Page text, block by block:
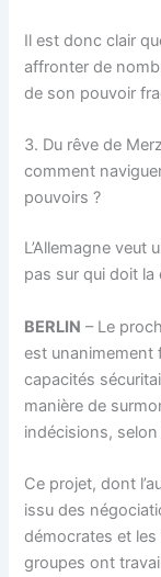
Il est donc clair
affronter de
de son pouvoir
3. Du rêve de
comment
pouvoirs ?
L’Allemagne veut
pas sur qui doit la
BERLIN – Le
est unanimement
capacités
manière de
indécisions,
Ce projet, dont
issu des
démocrates et
groupes ont